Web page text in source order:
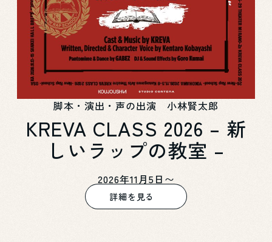
脚本・演出・声の出演 小林賢太郎
KREVA CLASS 2026 – 新
しいラップの教室 –
2026年11月5日〜
詳細を見る